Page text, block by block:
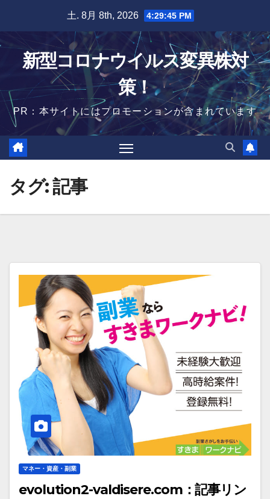
content
土. 8月 8th, 2026 4:29:46 PM
新型コロナウイルス変異株対
策！
PR：本サイトにはプロモーションが含まれています
タグ:記事
マネー・資産・副業
evolution2-valdisere.com：記事リン